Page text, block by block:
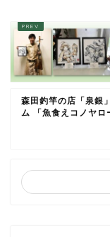
森田釣竿の店「泉銀
ム 「魚食えコノヤロ